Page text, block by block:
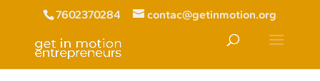
7602370284 contac@getinmotion.org